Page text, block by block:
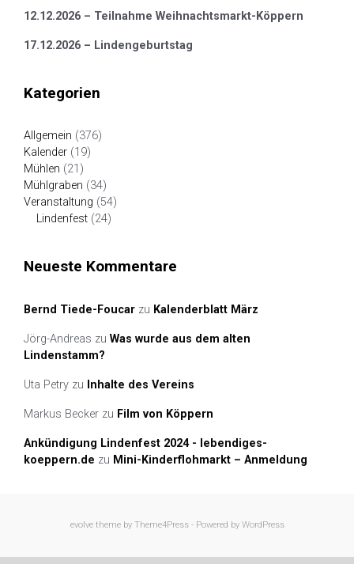
12.12.2026 – Teilnahme Weihnachtsmarkt-Köppern
17.12.2026 – Lindengeburtstag
Kategorien
Allgemein (376)
Kalender (19)
Mühlen (21)
Mühlgraben (34)
Veranstaltung (54)
Lindenfest (24)
Neueste Kommentare
Bernd Tiede-Foucar zu Kalenderblatt März
Jörg-Andreas zu Was wurde aus dem alten
Lindenstamm?
Uta Petry zu Inhalte des Vereins
Markus Becker zu Film von Köppern
Ankündigung Lindenfest 2024 - lebendiges-
koeppern.de zu Mini-Kinderflohmarkt – Anmeldung
evolvetheme by Theme4Press - Powered by WordPress